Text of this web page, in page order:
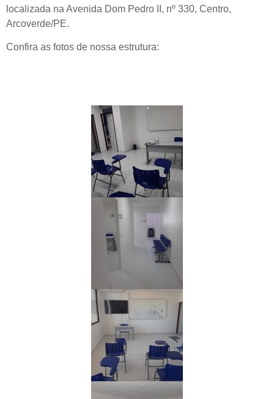
localizada na Avenida Dom Pedro II, nº 330, Centro,
Arcoverde/PE.
Confira as fotos de nossa estrutura: